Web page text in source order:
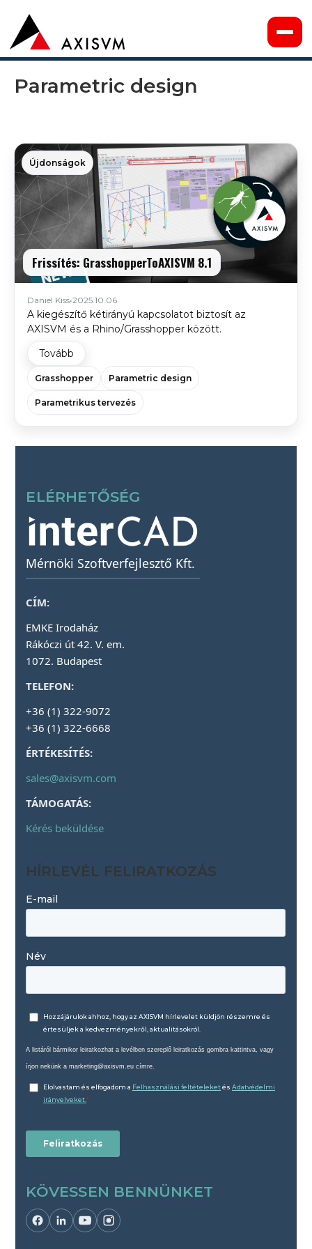
Parametric design
Újdonságok
Frissítés: GrasshopperToAXISVM 8.1
Daniel Kiss•2025.10.06
A kiegészítő kétirányú kapcsolatot biztosít az
AXISVM és a Rhino/Grasshopper között.
Tovább
Grasshopper Parametric design
Parametrikus tervezés
ELÉRHETŐSÉG
Mérnöki Szoftverfejlesztő Kft.
CÍM:
EMKE Irodaház
Rákóczi út 42. V. em.
1072. Budapest
TELEFON:
+36 (1) 322-9072
+36 (1) 322-6668
ÉRTÉKESÍTÉS:
sales@axisvm.com
TÁMOGATÁS:
Kérés beküldése
HÍRLEVÉL FELIRATKOZÁS
KÖVESSEN BENNÜNKET